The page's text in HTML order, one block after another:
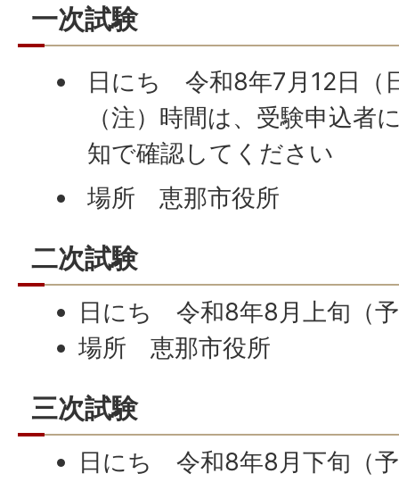
一次試験
日にち 令和8年7月12日（
（注）時間は、受験申込者
知で確認してください
場所 恵那市役所
二次試験
日にち 令和8年8月上旬（
場所 恵那市役所
三次試験
日にち 令和8年8月下旬（